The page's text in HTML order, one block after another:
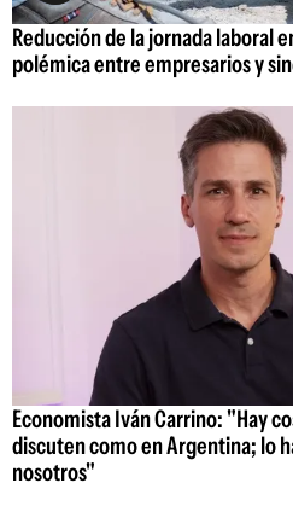
Reducción de la jornada laboral
polémica entre empresarios y
Economista Iván Carrino: "Hay
discuten como en Argentina; lo
nosotros"